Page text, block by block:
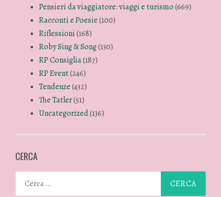
Pensieri da viaggiatore: viaggi e turismo(669)
Racconti e Poesie(100)
Riflessioni(168)
Roby Sing & Song(130)
RP Consiglia(187)
RP Event(246)
Tendenze(432)
The Tatler(51)
Uncategorized(136)
CERCA